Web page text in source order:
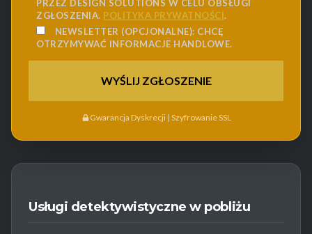
PRZEZ DESIGN SOLUTIONS W CELU OBSŁUGI
ZGŁOSZENIA. POLITYKA PRYWATNOŚCI.
NEWSLETTER (OPCJONALNE): CHCĘ
OTRZYMYWAĆ INFORMACJE HANDLOWE.
Gwarancja Dyskrecji | Szyfrowanie SSL
Usługi detektywistyczne w pobliżu